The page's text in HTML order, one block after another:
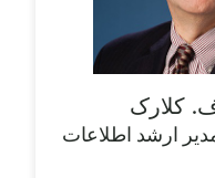
کلارک
ارشد اطلاعات